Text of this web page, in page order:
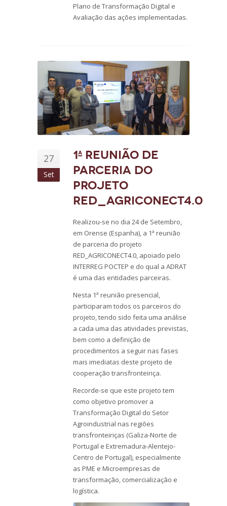
Plano de Transformação Digital e
Avaliação das ações implementadas.
27
Set
1ª reunião de
parceria do
projeto
RED_AGRICONECT4.0
Realizou-se no dia 24 de Setembro,
em Orense (Espanha), a 1ª reunião
de parceria do projeto
RED_AGRICONECT4.0, apoiado pelo
INTERREG POCTEP e do qual a ADRAT
é uma das entidades parceiras.
Nesta 1ª reunião presencial,
participaram todos os parceiros do
projeto, tendo sido feita uma análise
a cada uma das atividades previstas,
bem como a definição de
procedimentos a seguir nas fases
mais imediatas deste projeto de
cooperação transfronteiriça.
Recorde-se que este projeto tem
como objetivo promover a
Transformação Digital do Setor
Agroindustrial nas regiões
transfronteiriças (Galiza-Norte de
Portugal e Extremadura-Alentejo-
Centro de Portugal), especialmente
as PME e Microempresas de
transformação, comercialização e
logística.